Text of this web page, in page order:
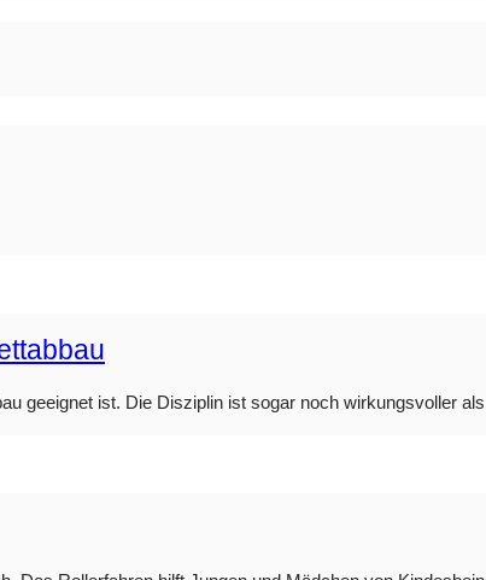
geeignet ist. Die Disziplin ist sogar noch wirkungsvoller